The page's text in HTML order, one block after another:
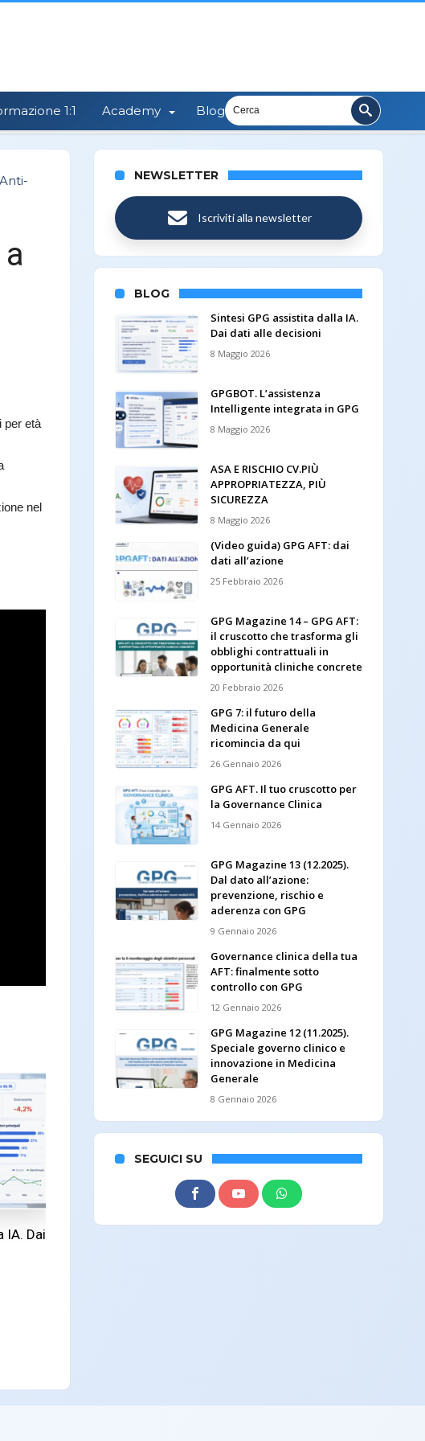
1:1 Academy Blog
per età
nel
IA. Dai
NEWSLETTER
Iscriviti alla newsletter
BLOG
Sintesi GPG assistita dalla IA.
Dai dati alle decisioni
8 Maggio 2026
GPGBOT. L’assistenza
Intelligente integrata in GPG
8 Maggio 2026
ASA E RISCHIO CV.PIÙ
APPROPRIATEZZA, PIÙ
SICUREZZA
8 Maggio 2026
(Video guida) GPG AFT: dai
dati all’azione
25 Febbraio 2026
GPG Magazine 14 – GPG AFT:
il cruscotto che trasforma gli
obblighi contrattuali in
opportunità cliniche concrete
20 Febbraio 2026
GPG 7: il futuro della
Medicina Generale
ricomincia da qui
26 Gennaio 2026
GPG AFT. Il tuo cruscotto per
la Governance Clinica
14 Gennaio 2026
GPG Magazine 13 (12.2025).
Dal dato all’azione:
prevenzione, rischio e
aderenza con GPG
9 Gennaio 2026
Governance clinica della tua
AFT: finalmente sotto
controllo con GPG
12 Gennaio 2026
GPG Magazine 12 (11.2025).
Speciale governo clinico e
innovazione in Medicina
Generale
8 Gennaio 2026
SEGUICI SU